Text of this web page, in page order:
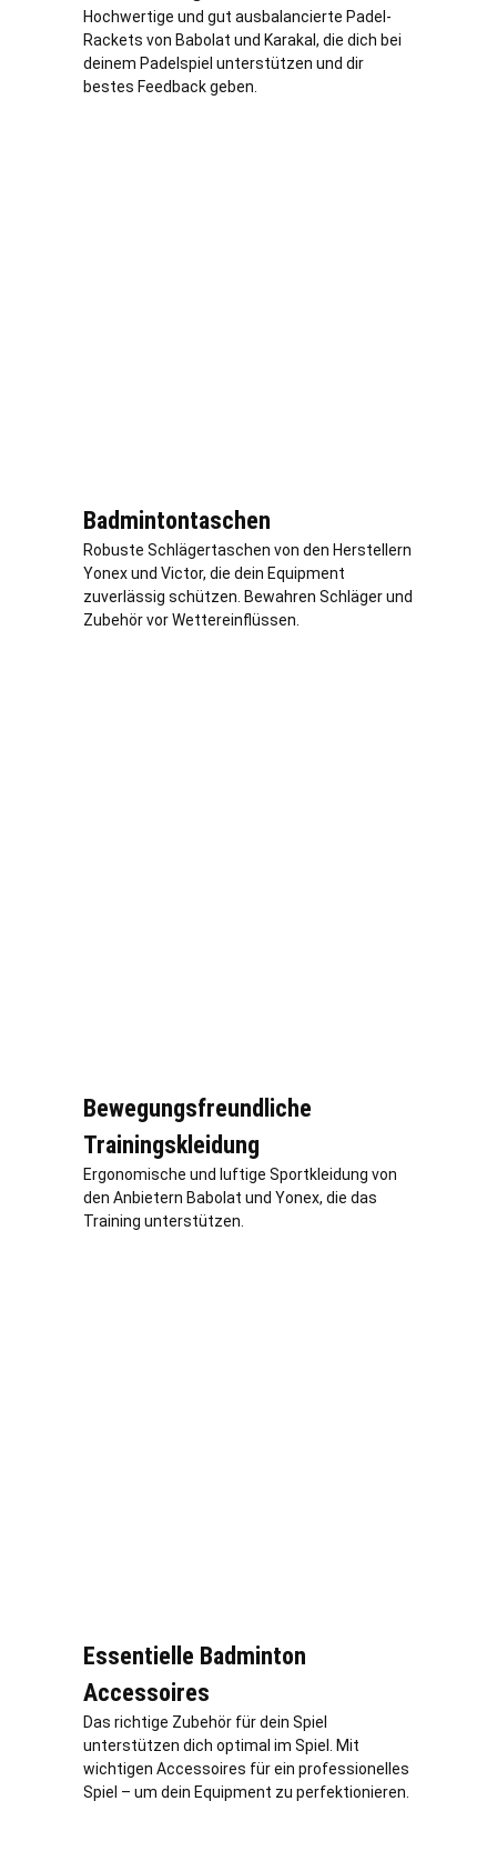
Hochwertige und gut ausbalancierte Padel-
Rackets von Babolat und Karakal, die dich bei
deinem Padelspiel unterstützen und dir
bestes Feedback geben.
Badmintontaschen
Robuste Schlägertaschen von den Herstellern
Yonex und Victor, die dein Equipment
zuverlässig schützen. Bewahren Schläger und
Zubehör vor Wettereinflüssen.
Bewegungsfreundliche
Trainingskleidung
Ergonomische und luftige Sportkleidung von
den Anbietern Babolat und Yonex, die das
Training unterstützen.
Essentielle Badminton
Accessoires
Das richtige Zubehör für dein Spiel
unterstützen dich optimal im Spiel. Mit
wichtigen Accessoires für ein professionelles
Spiel – um dein Equipment zu perfektionieren.